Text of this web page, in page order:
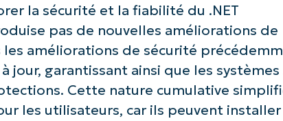
la sécurité et la fiabilité du .NET
pas de nouvelles améliorations de
améliorations de sécurité
jour, garantissant ainsi que les
Cette nature cumulative
les utilisateurs, car ils peuvent installer